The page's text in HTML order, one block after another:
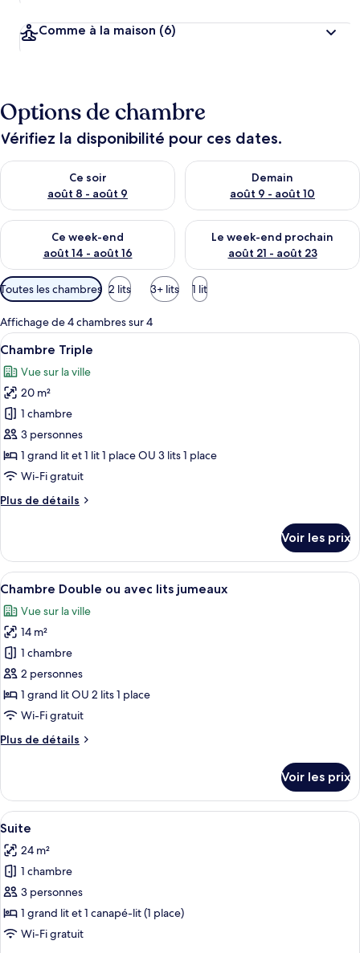
Comme à la maison (6)
Options de chambre
Vérifiez la disponibilité pour ces dates.
Ce soir
août 8 - août 9
Vérifier la disponibilité pour ce soir août 8 - août 9
Demain
août 9 - août 10
Vérifier la disponibilité pour
Ce week-end
août 14 - août 16
Vérifier la disponibilité pour ce week-end août 14 - août 16
Le week-end prochain
août 21 - août 23
Vérifier la disponibilité pour
Filtres
disponibles
pour
les
chambres
Toutes les chambres 2 lits 3+ lits 1 lit
Affichage de 4 chambres sur 4
Afficher
toutes
les
photos
pour
ce
type
de
chambre :
Chambre
Une chambre d’hôtel avec deux lits,
42
Chambre Triple
Vue sur la ville
20 m²
1 chambre
3 personnes
1 grand lit et 1 lit 1 place OU 3 lits 1 place
Wi-Fi gratuit
Plus de détails
Plus
le
type
de
Chambre
Triple
Voir les prix
Afficher
toutes
les
photos
pour
ce
type
de
chambre :
Chambre
avec
lits
jumeaux
Un vase rempli de fleurs est posé
50
Chambre Double ou avec lits jumeaux
Vue sur la ville
14 m²
1 chambre
2 personnes
1 grand lit OU 2 lits 1 place
Wi-Fi gratuit
Plus de détails
Plus
le
type
de
Chambre
Double
ou
avec
lits
jumeaux
Voir les prix
Afficher
toutes
les
photos
pour
ce
type
Une chambre d’hôtel avec un lit,
24
Suite
24 m²
1 chambre
3 personnes
1 grand lit et 1 canapé-lit (1 place)
Wi-Fi gratuit